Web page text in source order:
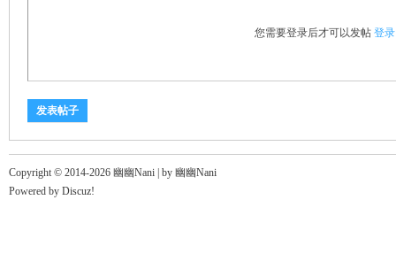
您需要登录后才可以发帖 登录
发表帖子
Copyright © 2014-2026 幽幽Nani | by 幽幽Nani
Powered by Discuz!